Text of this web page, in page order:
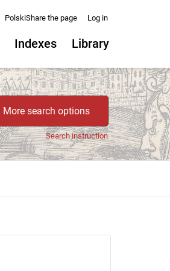
PolskiShare the page Log in
Indexes Library
More search options
Search instruction